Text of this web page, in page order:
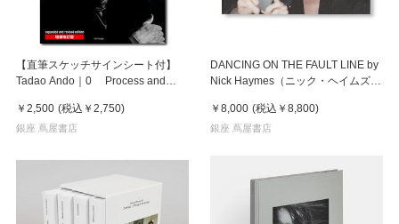
【直筆スケッチサインシート付】
Tadao Ando｜0 Process and
￥2,500 (税込 ￥2,750)
銀座 蔦屋書店
DANCING ON THE FAULT LINE by
Nick Haymes（ニック・ヘイムズ）
￥8,000 (税込 ￥8,800)
銀座 蔦屋書店